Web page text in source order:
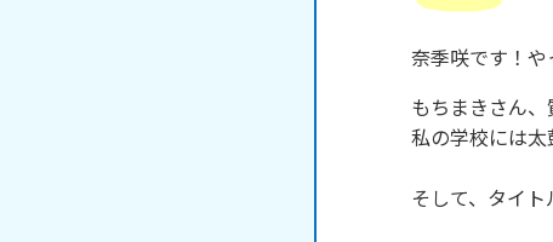
奈季咲です！や
もちまきさん
私の学校には太
そして、タイ